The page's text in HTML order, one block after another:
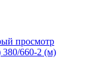
просмотр
660-2 (м)